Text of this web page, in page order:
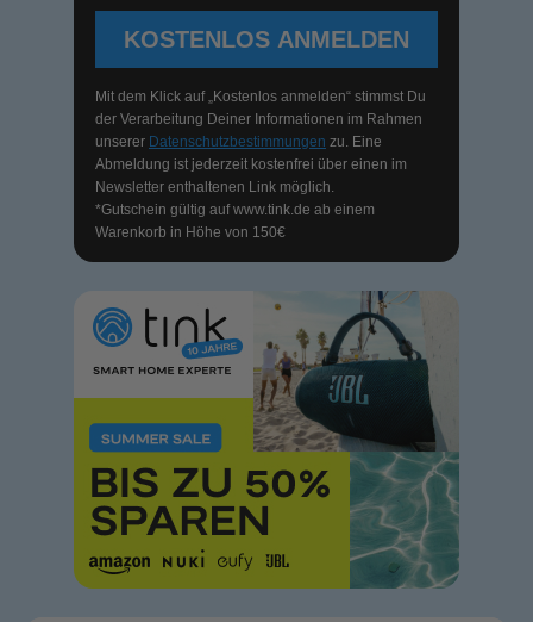
KOSTENLOS ANMELDEN
Mit dem Klick auf „Kostenlos anmelden“ stimmst Du
der Verarbeitung Deiner Informationen im Rahmen
unserer Datenschutzbestimmungen zu. Eine
Abmeldung ist jederzeit kostenfrei über einen im
Newsletter enthaltenen Link möglich.
*Gutschein gültig aufwww.tink.de ab einem
Warenkorb in Höhe von 150€